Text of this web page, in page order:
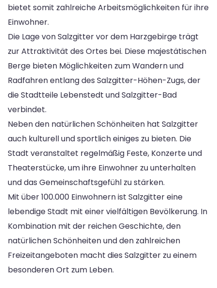
bietet somit zahlreiche Arbeitsmöglichkeiten für ihre
Einwohner.
Die Lage von Salzgitter vor dem Harzgebirge trägt
zur Attraktivität des Ortes bei. Diese majestätischen
Berge bieten Möglichkeiten zum Wandern und
Radfahren entlang des Salzgitter-Höhen-Zugs, der
die Stadtteile Lebenstedt und Salzgitter-Bad
verbindet.
Neben den natürlichen Schönheiten hat Salzgitter
auch kulturell und sportlich einiges zu bieten. Die
Stadt veranstaltet regelmäßig Feste, Konzerte und
Theaterstücke, um ihre Einwohner zu unterhalten
und das Gemeinschaftsgefühl zu stärken.
Mit über 100.000 Einwohnern ist Salzgitter eine
lebendige Stadt mit einer vielfältigen Bevölkerung. In
Kombination mit der reichen Geschichte, den
natürlichen Schönheiten und den zahlreichen
Freizeitangeboten macht dies Salzgitter zu einem
besonderen Ort zum Leben.